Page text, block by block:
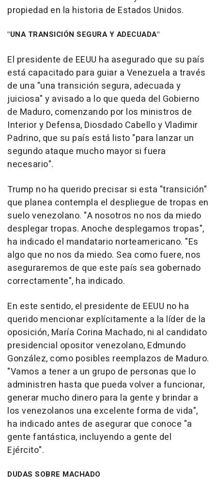
propiedad en la historia de Estados Unidos.
"UNA TRANSICIÓN SEGURA Y ADECUADA"
El presidente de EEUU ha asegurado que su país
está capacitado para guiar a Venezuela a través
de una "una transición segura, adecuada y
juiciosa" y avisado a lo que queda del Gobierno
de Maduro, comenzando por los ministros de
Interior y Defensa, Diosdado Cabello y Vladimir
Padrino, que su país está listo "para lanzar un
segundo ataque mucho mayor si fuera
necesario".
Trump no ha querido precisar si esta "transición"
que planea contempla el despliegue de tropas en
suelo venezolano. "A nosotros no nos da miedo
desplegar tropas. Anoche desplegamos tropas",
ha indicado el mandatario norteamericano. "Es
algo que no nos da miedo. Sea como fuere, nos
aseguraremos de que este país sea gobernado
correctamente", ha indicado.
En este sentido, el presidente de EEUU no ha
querido mencionar explícitamente a la líder de la
oposición, María Corina Machado, ni al candidato
presidencial opositor venezolano, Edmundo
González, como posibles reemplazos de Maduro.
"Vamos a tener a un grupo de personas que lo
administren hasta que pueda volver a funcionar,
generar mucho dinero para la gente y brindar a
los venezolanos una excelente forma de vida",
ha indicado antes de asegurar que conoce "a
gente fantástica, incluyendo a gente del
Ejército".
DUDAS SOBRE MACHADO